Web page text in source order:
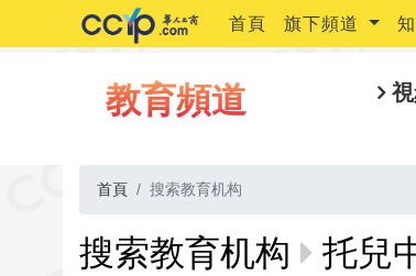
首頁 旗下頻道
教育頻道 視
首頁 搜索教育机构
搜索教育机构 托兒